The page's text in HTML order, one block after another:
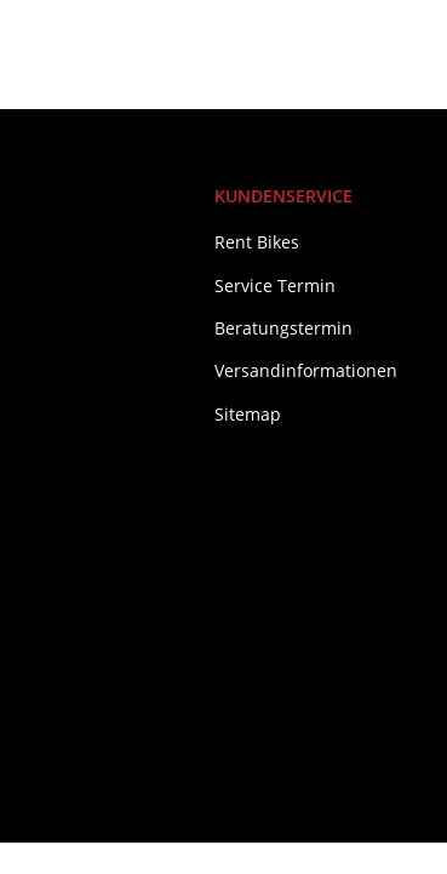
KUNDENSERVICE
Rent Bikes
Service Termin
Beratungstermin
Versandinformationen
Sitemap